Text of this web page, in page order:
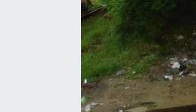
Teknoloji
Yazarlar